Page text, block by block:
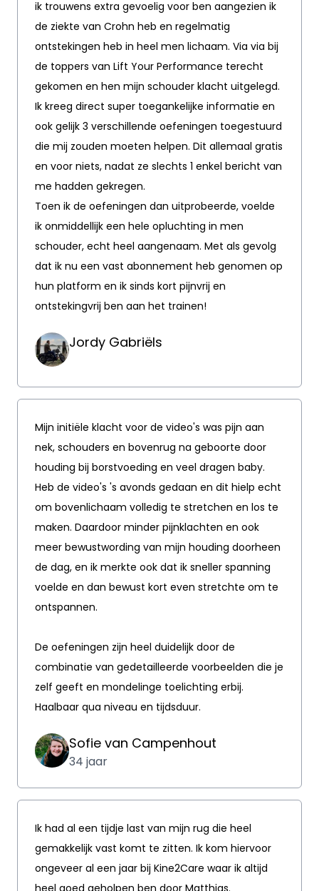
ik trouwens extra gevoelig voor ben aangezien ik
de ziekte van Crohn heb en regelmatig
ontstekingen heb in heel men lichaam. Via via bij
de toppers van Lift Your Performance terecht
gekomen en hen mijn schouder klacht uitgelegd.
Ik kreeg direct super toegankelijke informatie en
ook gelijk 3 verschillende oefeningen toegestuurd
die mij zouden moeten helpen. Dit allemaal gratis
en voor niets, nadat ze slechts 1 enkel bericht van
me hadden gekregen.
Toen ik de oefeningen dan uitprobeerde, voelde
ik onmiddellijk een hele opluchting in men
schouder, echt heel aangenaam. Met als gevolg
dat ik nu een vast abonnement heb genomen op
hun platform en ik sinds kort pijnvrij en
ontstekingvrij ben aan het trainen!
Jordy Gabriëls
Mijn initiële klacht voor de video's was pijn aan
nek, schouders en bovenrug na geboorte door
houding bij borstvoeding en veel dragen baby.
Heb de video's 's avonds gedaan en dit hielp echt
om bovenlichaam volledig te stretchen en los te
maken. Daardoor minder pijnklachten en ook
meer bewustwording van mijn houding doorheen
de dag, en ik merkte ook dat ik sneller spanning
voelde en dan bewust kort even stretchte om te
ontspannen.
De oefeningen zijn heel duidelijk door de
combinatie van gedetailleerde voorbeelden die je
zelf geeft en mondelinge toelichting erbij.
Haalbaar qua niveau en tijdsduur.
Sofie van Campenhout
34 jaar
Ik had al een tijdje last van mijn rug die heel
gemakkelijk vast komt te zitten. Ik kom hiervoor
ongeveer al een jaar bij Kine2Care waar ik altijd
heel goed geholpen ben door Matthias.